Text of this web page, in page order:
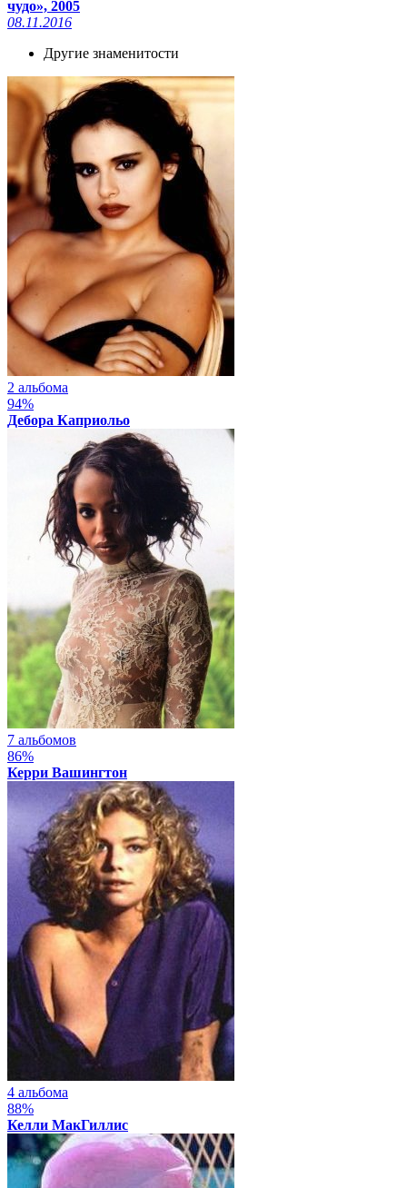
чудо», 2005
08.11.2016
Другие знаменитости
2 альбома
94%
Дебора Каприольо
7 альбомов
86%
Керри Вашингтон
4 альбома
88%
Келли МакГиллис